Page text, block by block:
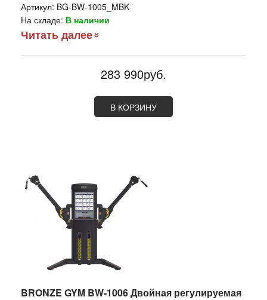
Артикул: BG-BW-1005_MBK
На складе: В наличии
Читать далее
283 990руб.
В КОРЗИНУ
BRONZE GYM BW-1006 Двойная регулируемая